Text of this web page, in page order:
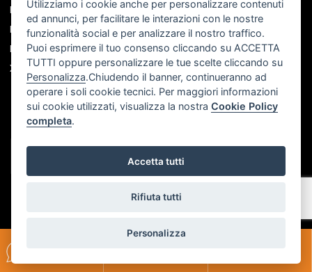
Utilizziamo i cookie anche per personalizzare contenuti
ed annunci, per facilitare le interazioni con le nostre
funzionalità social e per analizzare il nostro traffico.
Puoi esprimere il tuo consenso cliccando su ACCETTA
TUTTI oppure personalizzare le tue scelte cliccando su
Personalizza.Chiudendo il banner, continueranno ad
operare i soli cookie tecnici. Per maggiori informazioni
sui cookie utilizzati, visualizza la nostraCookie Policy
completa.
Accetta tutti
Rifiuta tutti
Personalizza
Facebook
Instagram
Linkedin
X